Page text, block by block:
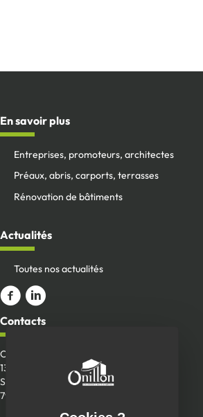
En savoir plus
Entreprises, promoteurs, architectes
Préaux, abris, carports, terrasses
Rénovation de bâtiments
Actualités
Toutes nos actualités
Aller sur la page Facebook
ALler sur le compte Linkedin
Contacts
Onillon SAS
13 Place de la Roche
Saint-Aubin-de-Baubigné
79700 Mauléon